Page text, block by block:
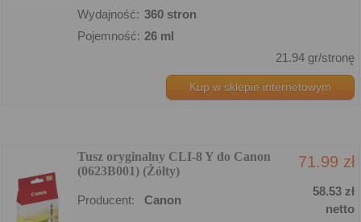
Wydajność: 360 stron
Pojemność: 26 ml
21.94 gr/stronę
Kup w sklepie internetowym
Tusz oryginalny CLI-8 Y do Canon
(0623B001) (Żółty)
71.99 zł
Producent: Canon
58.53 zł
netto